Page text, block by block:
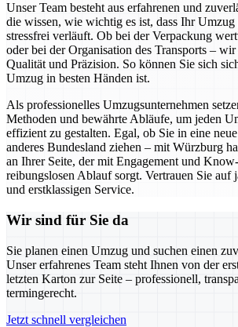
Unser Team besteht aus erfahrenen und
die wissen, wie wichtig es ist, dass Ihr
stressfrei verläuft. Ob bei der Verpackung
oder bei der Organisation des Transports –
Qualität und Präzision. So können Sie sich
Umzug in besten Händen ist.
Als professionelles Umzugsunternehmen
Methoden und bewährte Abläufe, um jeden
effizient zu gestalten. Egal, ob Sie in eine
anderes Bundesland ziehen – mit Würzburg
an Ihrer Seite, der mit Engagement und
reibungslosen Ablauf sorgt. Vertrauen Sie auf
und erstklassigen Service.
Wir sind für Sie da
Sie planen einen Umzug und suchen einen
Unser erfahrenes Team steht Ihnen von der
letzten Karton zur Seite – professionell,
termingerecht.
Jetzt schnell vergleichen